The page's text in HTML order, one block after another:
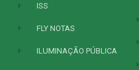
ISS
FLY NOTAS
ILUMINAÇÃO PÚBLICA